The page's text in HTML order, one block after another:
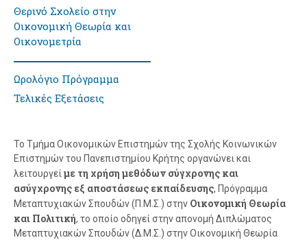
Θερινό Σχολείο στην
Οικονομική Θεωρία και
Οικονομετρία
Ωρολόγιο Πρόγραμμα
Τελικές Εξετάσεις
Το Τμήμα Οικονομικών Επιστημών της Σχολής Κοινωνικών
Επιστημών του Πανεπιστημίου Κρήτης οργανώνει και
λειτουργεί με τη χρήση μεθόδων σύγχρονης και
ασύγχρονης εξ αποστάσεως εκπαίδευσης, Πρόγραμμα
Μεταπτυχιακών Σπουδών (Π.Μ.Σ.) στην Οικονομική Θεωρία
και Πολιτική, το οποίο οδηγεί στην απονομή Διπλώματος
Μεταπτυχιακών Σπουδών (Δ.Μ.Σ.) στην Οικονομική Θεωρία